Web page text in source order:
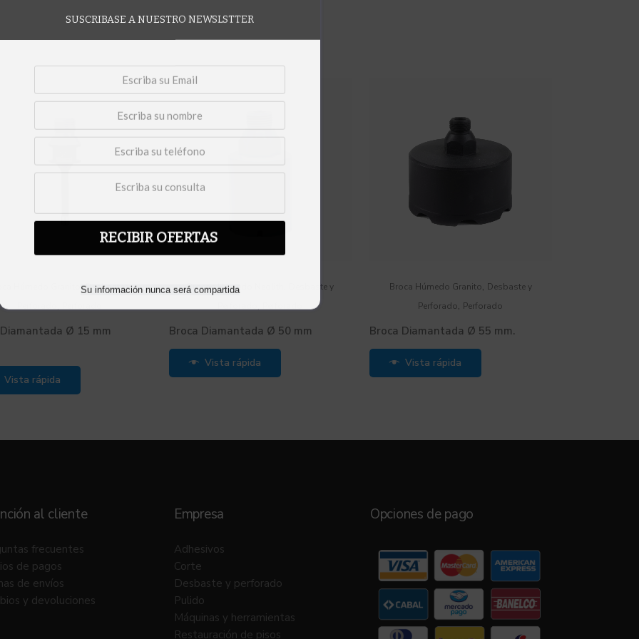
,Desbaste y
Ø 15 mm
Vista rápida
Brocas Humedo Neolith
Desbaste y
Broca Diamantada Ø 50 mm
Vista rápida
Broca Húmedo Granito, Desbaste y
Perforado, Perforado
Broca Diamantada Ø 55 mm.
Vista rápida
al cliente
frecuentes
de pagos
de envíos
y devoluciones
Empresa
Adhesivos
Corte
Desbaste y perforado
Pulido
Máquinas y herramientas
Restauración de pisos
Opciones de pago
SUSCRIBASE A NUESTRO NEWSLSTTER
RECIBIR OFERTAS
Su información nunca será compartida